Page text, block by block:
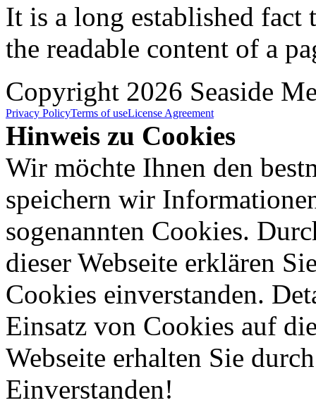
It is a long established fact
the readable content of a
Copyright 2026 Seaside
Privacy PolicyTerms of useLicense Agreement
Hinweis zu Cookies
Wir möchte Ihnen den
speichern wir
sogenannten Cookies.
dieser Webseite erklären
Cookies einverstanden.
Einsatz von Cookies auf
Webseite erhalten Sie
Einverstanden!